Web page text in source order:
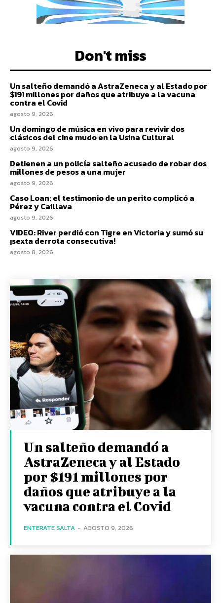
Don't miss
Un salteño demandó a AstraZeneca y al Estado por
$191 millones por daños que atribuye a la vacuna
contra el Covid
agosto 9, 2026
Un domingo de música en vivo para revivir dos
clásicos del cine mudo en la Usina Cultural
agosto 9, 2026
Detienen a un policía salteño acusado de robar dos
millones de pesos a una mujer
agosto 9, 2026
Caso Loan: el testimonio de un perito complicó a
Pérez y Caillava
agosto 9, 2026
VIDEO: River perdió con Tigre en Victoria y sumó su
¡sexta derrota consecutiva!
agosto 8, 2026
Un salteño demandó a
AstraZeneca y al Estado
por $191 millones por
daños que atribuye a la
vacuna contra el Covid
ENTERATE SALTA - AGOSTO 9, 2026